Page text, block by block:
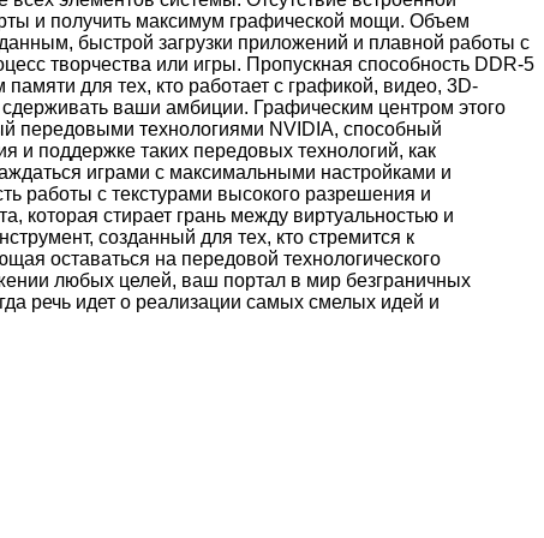
и получить максимум графической мощи. Объем
быстрой загрузки приложений и плавной работы с
творчества или игры. Пропускная способность DDR-5
для тех, кто работает с графикой, видео, 3D-
ваши амбиции. Графическим центром этого
передовыми технологиями NVIDIA, способный
и поддержке таких передовых технологий, как
играми с максимальными настройками и
работы с текстурами высокого разрешения и
которая стирает грань между виртуальностью и
созданный для тех, кто стремится к
оставаться на передовой технологического
любых целей, ваш портал в мир безграничных
речь идет о реализации самых смелых идей и